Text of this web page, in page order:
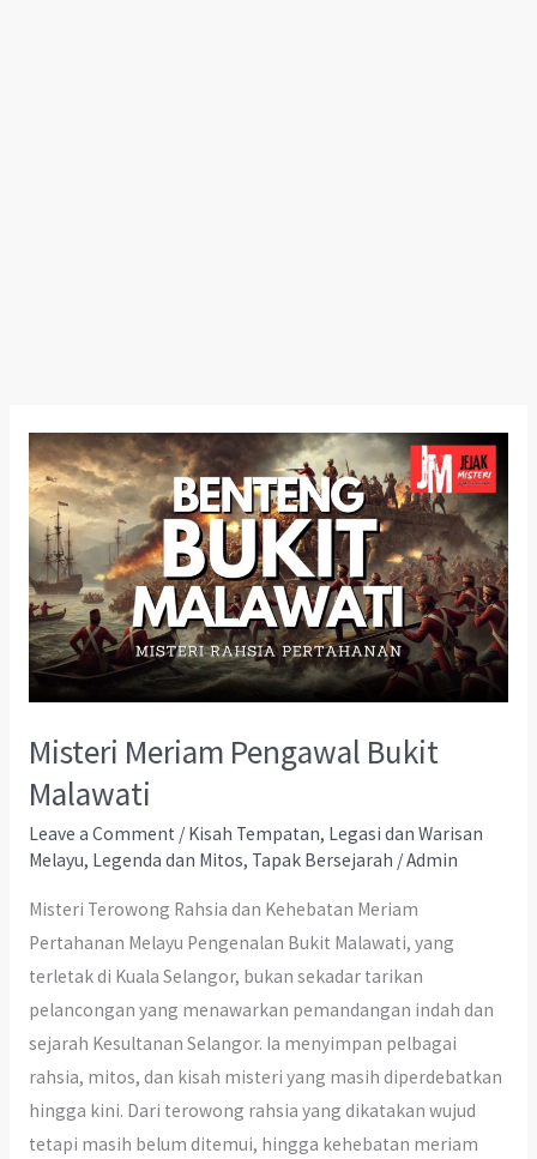
Misteri Meriam Pengawal Bukit
Malawati
Leave a Comment / Kisah Tempatan, Legasi dan Warisan
Melayu, Legenda dan Mitos, Tapak Bersejarah /Admin
Misteri Terowong Rahsia dan Kehebatan Meriam
Pertahanan Melayu Pengenalan Bukit Malawati, yang
terletak di Kuala Selangor, bukan sekadar tarikan
pelancongan yang menawarkan pemandangan indah dan
sejarah Kesultanan Selangor. Ia menyimpan pelbagai
rahsia, mitos, dan kisah misteri yang masih diperdebatkan
hingga kini. Dari terowong rahsia yang dikatakan wujud
tetapi masih belum ditemui, hingga kehebatan meriam